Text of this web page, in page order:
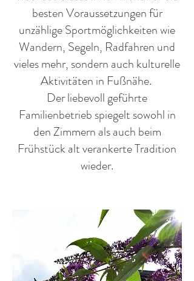
besten Voraussetzungen für
unzählige Sportmöglichkeiten wie
Wandern, Segeln, Radfahren und
vieles mehr, sondern auch kulturelle
Aktivitäten in Fußnähe.
Der liebevoll geführte
Familienbetrieb spiegelt sowohl in
den Zimmern als auch beim
Frühstück alt verankerte Tradition
wieder.